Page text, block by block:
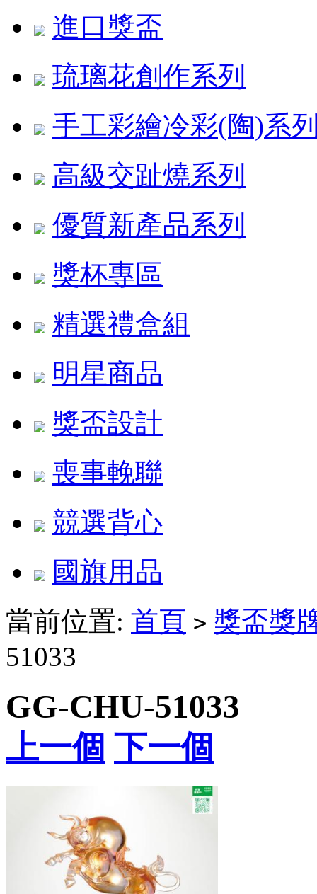
進口獎盃
琉璃花創作系列
手工彩繪冷彩(陶)系
高級交趾燒系列
優質新產品系列
獎杯專區
精選禮盒組
明星商品
獎盃設計
喪事輓聯
競選背心
國旗用品
當前位置: 首頁 > 獎盃獎
51033
GG-CHU-51033
上一個 下一個